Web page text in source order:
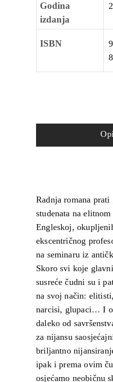
Godina
izdanja
ISBN
8
Radnja romana
studenata na
Engleskoj,
ekscentričnog
na seminaru iz
Skoro svi koje
susreće čudni su i
na svoj način:
narcisi, glupaci… I
daleko od
za nijansu
briljantno
ipak i prema ovim
osjećamo neobičnu